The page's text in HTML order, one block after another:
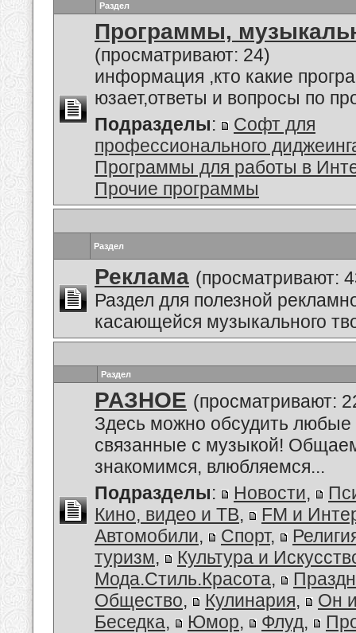
Раздел
Программы,
(просматривают: 24)
информация ,кто какие
юзает,ответы и вопросы по
Подразделы:
Софт для
профессионального
Программы для работы в
Прочие программы
Раздел
Реклама (просматривают:
Раздел для полезной
касающейся музыкального
Раздел
РАЗНОЕ (просматривают:
Здесь можно обсудить
связанные с музыкой!
знакомимся, влюбляемся...
Подразделы: Новости,
Кино, видео и ТВ,
FM и
Автомобили, Спорт,
туризм,
Культура и
Мода.Стиль.Красота,
Общество, Кулинария,
Он
Беседка, Юмор, Флуд,